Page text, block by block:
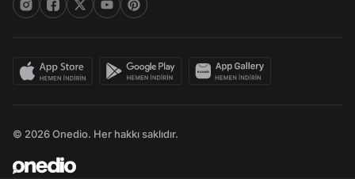
© 2026 Onedio. Her hakkı saklıdır.